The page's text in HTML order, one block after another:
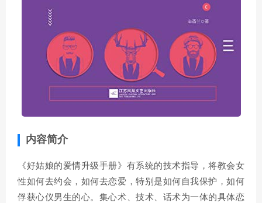
内容简介
《好姑娘的爱情升级手册》有系统的技术指导，将教会女
性如何去约会，如何去恋爱，特别是如何自我保护，如何
俘获心仪男生的心。集心术、技术、话术为一体的具体恋